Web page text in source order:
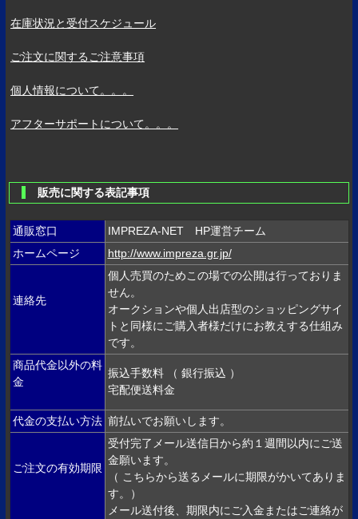
在庫状況と受付スケジュール
ご注文に関するご注意事項
個人情報について。。。
アフターサポートについて。。。
販売に関する表記事項
通販窓口
IMPREZA-NET HP運営チーム
ホームページ
http://www.impreza.gr.jp/
連絡先
個人売買のためこの場での公開は行っておりま
せん。
オークションや個人出店型のショッピングサイ
トと同様にご購入者様だけにお教えする仕組み
です。
商品代金以外の料
金
振込手数料 （ 銀行振込 ）
宅配便送料金
代金の支払い方法 前払いでお願いします。
ご注文の有効期限
受付完了メール送信日から約１週間以内にご送
金願います。
（ こちらから送るメールに期限がかいてありま
す。）
メール送付後、期限内にご入金またはご連絡が